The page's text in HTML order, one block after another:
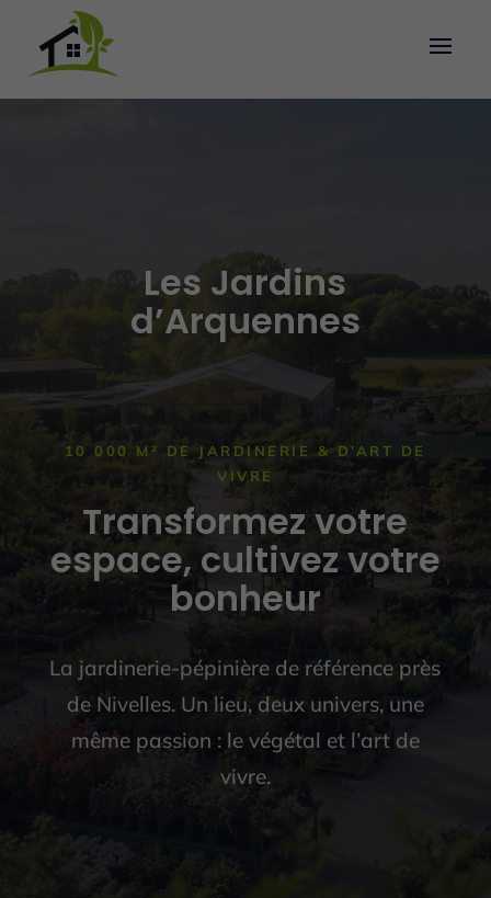
Les Jardins
d’Arquennes
10 000 M² DE JARDINERIE & D’ART DE
VIVRE
Transformez votre
espace, cultivez votre
bonheur
La jardinerie-pépinière de référence près
de Nivelles. Un lieu, deux univers, une
même passion : le végétal et l’art de
vivre.